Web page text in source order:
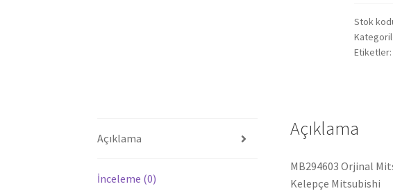
Kelepçe
adet
Stok
Etiketler:
Açıklama
İnceleme (0)
Açıklama
MB294603 Orjinal
Kelepçe Mitsubishi